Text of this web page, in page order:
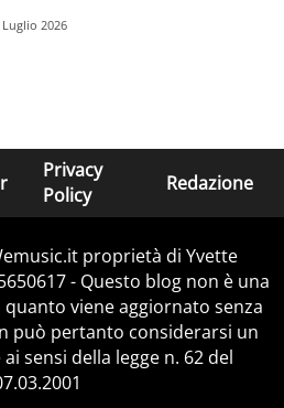
Luglio 2026
Privacy
Policy
Redazione
proprietà di Yvette
- Questo blog non è una
viene aggiornato senza
può pertanto considerarsi un
sensi della legge n. 62 del